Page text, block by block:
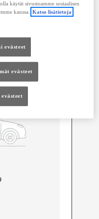
käytät sivustoamme sosiaalisen
kanssa. Katso lisätietoja
evästeet
evästeet